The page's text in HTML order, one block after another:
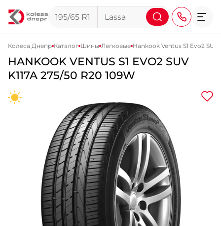
+38 (068) 911-911-4
+38 (067) 113-44-44
+38 (095) 276-44-44
+38 (067) 911-14-14
- на Щепкина
+38 (098) 911-911-0
- на Тополе
+38 (098) 911-911-4
- на Калиновой
+38 (077) 7-184-184
- Донецкое шоссе
Колеса Днепр Каталог Шины Легковые Hankook Ventus S1 Evo2 SUV
HANKOOK VENTUS S1 EVO2 SUV
K117A 275/50 R20 109W